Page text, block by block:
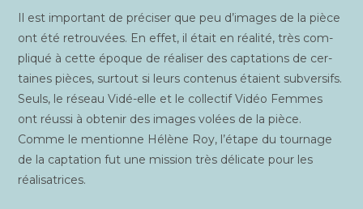
Il est impor­tant de pré­ci­ser que peu d’images de la pièce
ont été retrou­vées. En effet, il était en réa­li­té, très com­
pli­qué à cette époque de réa­li­ser des cap­ta­tions de cer­
taines pièces, sur­tout si leurs conte­nus étaient sub­ver­sifs.
Seuls, le réseau Vidé-elle et le col­lec­tif Vidéo Femmes
ont réus­si à obte­nir des images volées de la pièce.
Comme le men­tionne Hélène Roy, l’étape du tour­nage
de la cap­ta­tion fut une mis­sion très déli­cate pour les
réalisatrices.